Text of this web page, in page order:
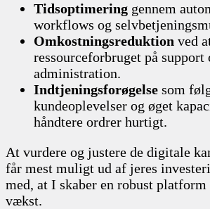
Tidsoptimering gennem
workflows og
Omkostningsreduktion ved
ressourceforbruget på support
administration.
Indtjeningsforøgelse som
kundeoplevelser og øget
håndtere ordrer hurtigt.
At vurdere og justere de digitale
får mest muligt ud af jeres
med, at I skaber en robust
vækst.